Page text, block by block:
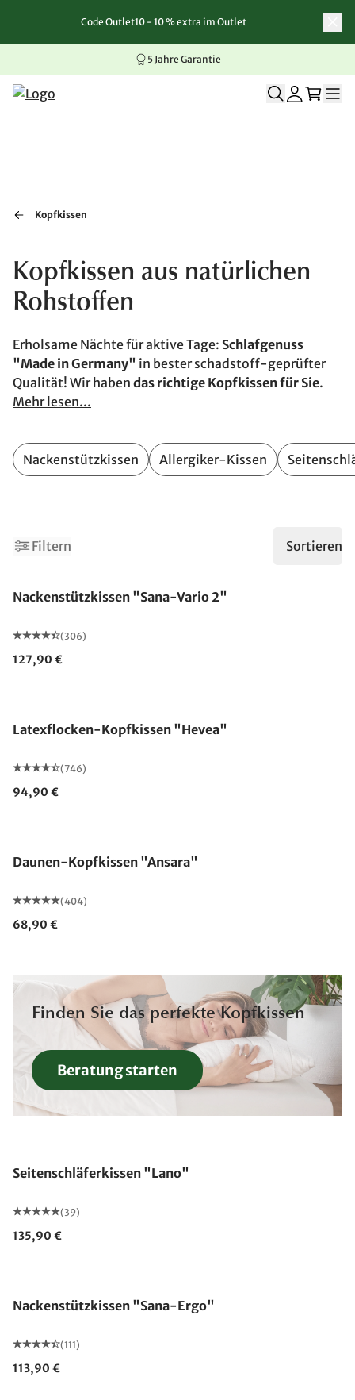
Zum Inhalt springen
Zur Navigation springen
Zum Seitenende springen
Code Outlet10 - 10 % extra im Outlet
5 Jahre Garantie
Kopfkissen
Kopfkissen aus natürlichen
Rohstoffen
Erholsame Nächte für aktive Tage: Schlafgenuss
"Made in Germany" in bester schadstoff-geprüfter
Qualität! Wir haben das richtige Kopfkissen für Sie.
Mehr lesen...
Nackenstützkissen Allergiker-Kissen
Filtern Sortieren
Nackenstützkissen "Sana-Vario 2"
(306)
127,90 €
Latexflocken-Kopfkissen "Hevea"
(746)
94,90 €
Daunen-Kopfkissen "Ansara"
(404)
68,90 €
Finden Sie das perfekte Kopfkissen
Beratung starten
Seitenschläferkissen "Lano"
(39)
135,90 €
Nackenstützkissen "Sana-Ergo"
(111)
113,90 €
2